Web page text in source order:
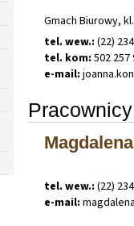
Gmach Biurowy,
tel. wew.: (22)
tel. kom: 502 257
e-mail: joanna.
tel. wew.: (22)
e-mail: